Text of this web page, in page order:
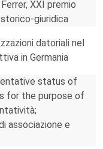
XXI premio
giuridica
datoriali nel
in Germania
status of
for the purpose of
associazione e